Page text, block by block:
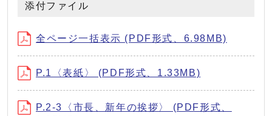
添付ファイル
全ページ一括表示 (PDF形式、6.98MB)
P.1〈表紙〉 (PDF形式、1.33MB)
P.2-3〈市長、新年の挨拶〉 (PDF形式、